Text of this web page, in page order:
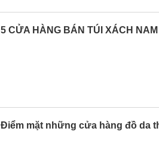
5 CỬA HÀNG BÁN TÚI XÁCH
Điểm mặt những cửa hàng đồ da